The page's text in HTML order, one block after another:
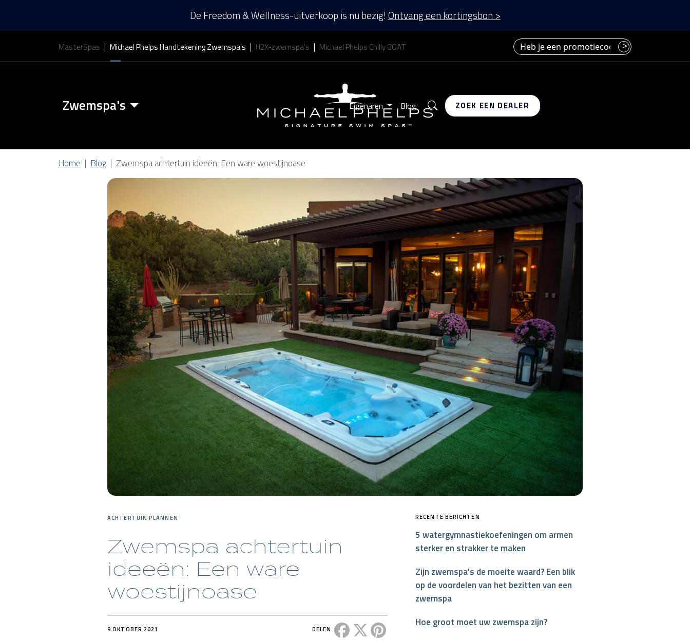
De Freedom & Wellness-uitverkoop is nu bezig! Ontvang een kortingsbon >
MasterSpas Michael Phelps Handtekening Zwemspa's H2X-zwemspa's Michael Phelps Chilly GOAT Heb je een promotiecode? Voer deze hier in.
>
Zwemspa's
Zwemspa Kenmerken
Zwem Spa Covers
MP HANDTEKENING PRO MP MOMENTUM DIEP
Eigenaren Blog Zoek op
ZOEK EEN DEALER
Home Blog Zwemspa achtertuin ideeën: Een ware woestijnoase
ACHTERTUIN PLANNEN
Zwemspa achtertuin
ideeën: Een ware
woestijnoase
9 OKTOBER 2021 DELEN Deel dit bericht op Facebook
Deel dit bericht op X
Deel dit bericht op Pinterest
RECENTE BERICHTEN
5 watergymnastiekoefeningen om armen
sterker en strakker te maken
Zijn zwemspa's de moeite waard? Een blik
op de voordelen van het bezitten van een
zwemspa
Hoe groot moet uw zwemspa zijn?